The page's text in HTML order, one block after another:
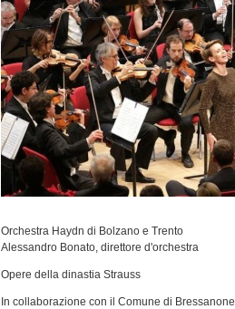
Orchestra Haydn di Bolzano e Trento
Alessandro Bonato, direttore d'orchestra
Opere della dinastia Strauss
In collaborazione con il Comune di Bressanone